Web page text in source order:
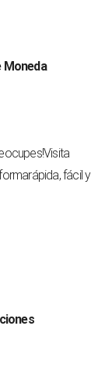
Moneda
fácil y